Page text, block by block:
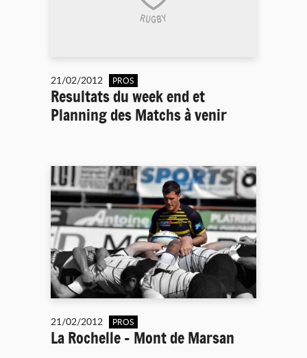
21/02/2012 PROS
Resultats du week end et
Planning des Matchs à venir
21/02/2012 PROS
La Rochelle - Mont de Marsan